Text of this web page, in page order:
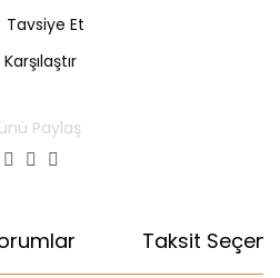
Tavsiye Et
Karşılaştır
Paylaş
Taksit